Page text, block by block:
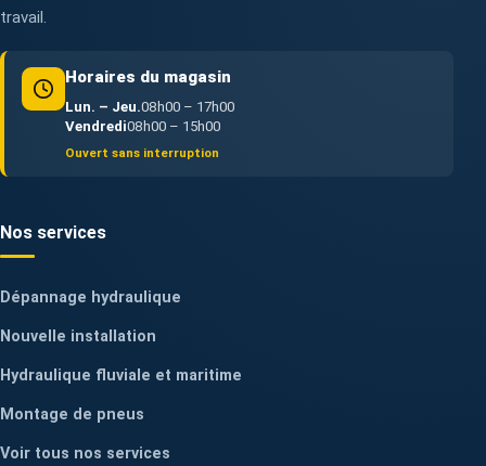
travail.
Horaires du magasin
Lun. – Jeu.08h00 – 17h00
Vendredi08h00 – 15h00
Ouvert sans interruption
Nos services
Dépannage hydraulique
Nouvelle installation
Hydraulique fluviale et maritime
Montage de pneus
Voir tous nos services